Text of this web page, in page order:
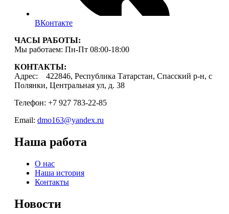
ВКонтакте
ЧАСЫ РАБОТЫ:
Мы работаем: Пн-Пт 08:00-18:00
КОНТАКТЫ:
Адрес: 422846, Республика Татарстан, Спасский р-н, с
Полянки, Центральная ул, д. 38
Телефон: +7 927 783-22-85
Email: dmo163@yandex.ru
Наша работа
О нас
Наша история
Контакты
Новости